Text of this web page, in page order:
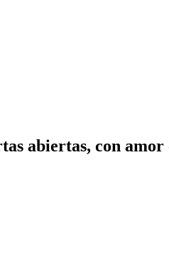
abiertas, con